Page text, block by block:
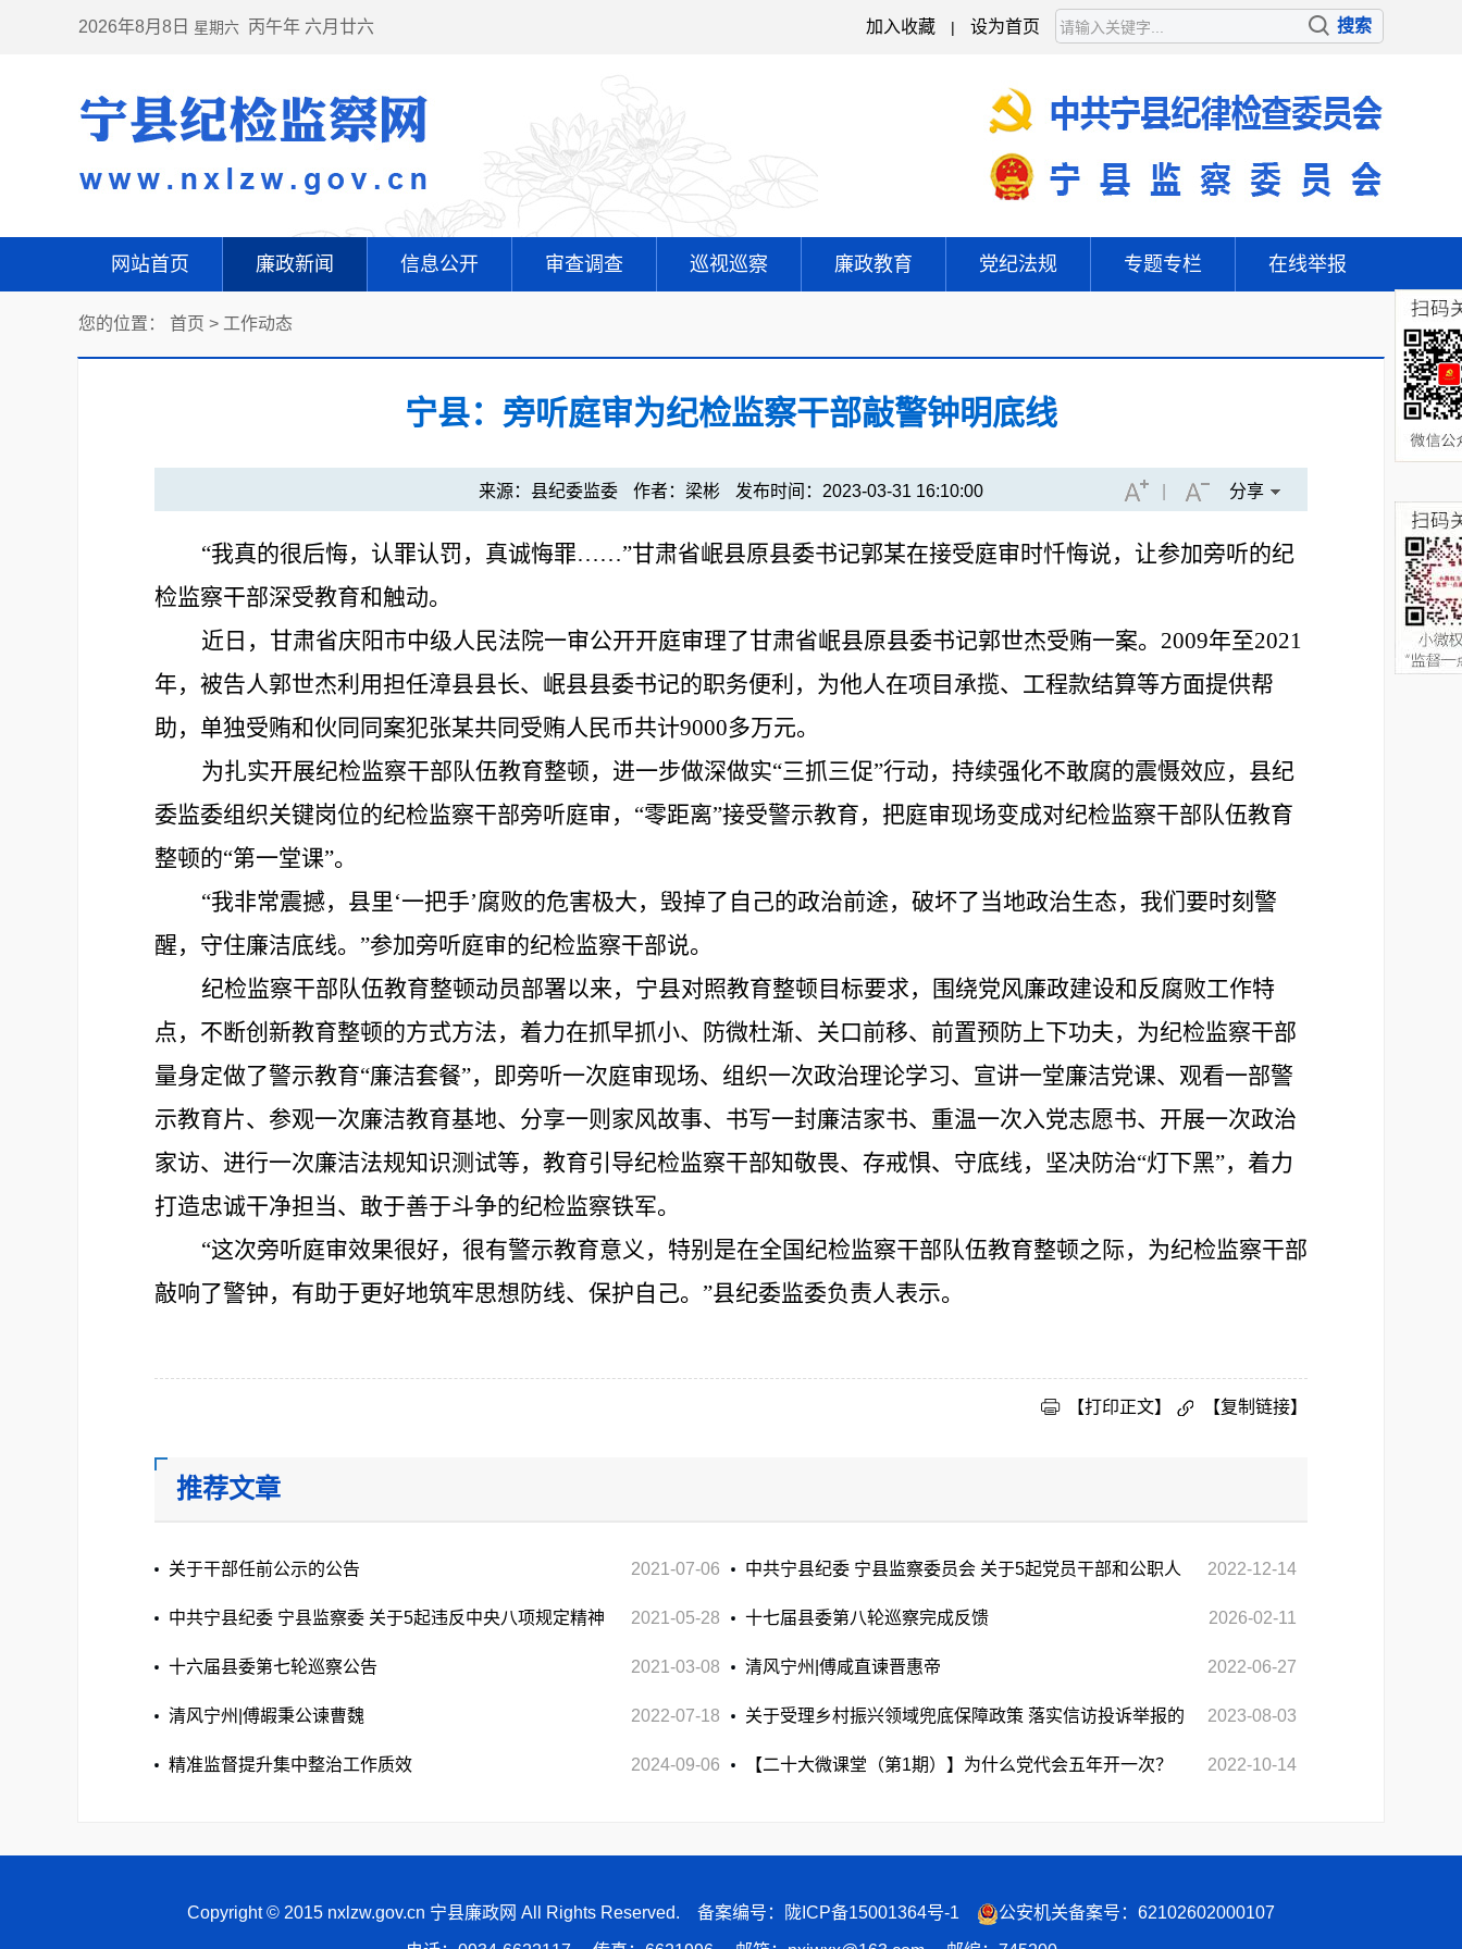
2026年8月8日 星期六 丙午年 六月廿六 加入收藏 | 设为首页
网站首页 廉政新闻 信息公开 审查调查 巡视巡察 廉政教育 党纪法规 专题专栏 在线举报
您的位置： 首页 > 工作动态
宁县：旁听庭审为纪检监察干部敲警钟明底线
来源：县纪委监委 作者：梁彬 发布时间：2023-03-31 16:10:00 分享
“我真的很后悔，认罪认罚，真诚悔罪……”甘肃省岷县原县委书记郭某在接受庭审时忏悔说，让参加旁听的纪
检监察干部深受教育和触动。
近日，甘肃省庆阳市中级人民法院一审公开开庭审理了甘肃省岷县原县委书记郭世杰受贿一案。 2009年至2021
年，被告人郭世杰利用担任漳县县长、岷县县委书记的职务便利，为他人在项目承揽、工程款结算等方面提供帮
助，单独受贿和伙同同案犯张某共同受贿人民币共计9000多万元。
为扎实开展纪检监察干部队伍教育整顿，进一步做深做实“三抓三促”行动，持续强化不敢腐的震慑效应，县纪
委监委组织关键岗位的纪检监察干部旁听庭审，“零距离”接受警示教育，把庭审现场变成对纪检监察干部队伍教育
整顿的“第一堂课”。
“我非常震撼，县里‘一把手’腐败的危害极大，毁掉了自己的政治前途，破坏了当地政治生态，我们要时刻警
醒，守住廉洁底线。”参加旁听庭审的纪检监察干部说。
纪检监察干部队伍教育整顿动员部署以来，宁县对照教育整顿目标要求，围绕党风廉政建设和反腐败工作特
点，不断创新教育整顿的方式方法，着力在抓早抓小、防微杜渐、关口前移、前置预防上下功夫，为纪检监察干部
量身定做了警示教育“廉洁套餐”，即旁听一次庭审现场、组织一次政治理论学习、宣讲一堂廉洁党课、观看一部警
示教育片、参观一次廉洁教育基地、分享一则家风故事、书写一封廉洁家书、重温一次入党志愿书、开展一次政治
家访、进行一次廉洁法规知识测试等，教育引导纪检监察干部知敬畏、存戒惧、守底线，坚决防治“灯下黑”，着力
打造忠诚干净担当、敢于善于斗争的纪检监察铁军。
“这次旁听庭审效果很好，很有警示教育意义，特别是在全国纪检监察干部队伍教育整顿之际，为纪检监察干部
敲响了警钟，有助于更好地筑牢思想防线、保护自己。 ”县纪委监委负责人表示。
【打印正文】 【复制链接】
推荐文章
2021-07-06
关于干部任前公示的公告 2022-12-14
中共宁县纪委 宁县监察委员会 关于5起党员干部和公职人
员参与赌博问题典型案例的通报
2021-05-28
中共宁县纪委 宁县监察委 关于5起违反中央八项规定精神
典型案例的通报
2026-02-11
十七届县委第八轮巡察完成反馈
2021-03-08
十六届县委第七轮巡察公告 2022-06-27
清风宁州|傅咸直谏晋惠帝
2022-07-18
清风宁州|傅嘏秉公谏曹魏 2023-08-03
关于受理乡村振兴领域兜底保障政策 落实信访投诉举报的
公告
2024-09-06
精准监督提升集中整治工作质效 2022-10-14
【二十大微课堂（第1期）】为什么党代会五年开一次？
Copyright © 2015 nxlzw.gov.cn 宁县廉政网 All Rights Reserved. 备案编号： 陇ICP备15001364号-1 公安机关备案号：62102602000107